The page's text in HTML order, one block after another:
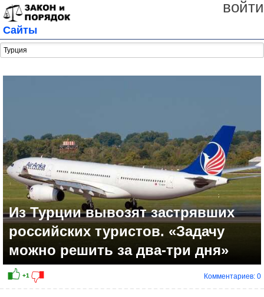
войти
Сайты
Из Турции вывозят застрявших
российских туристов. «Задачу
можно решить за два-три дня»
Комментариев: 0